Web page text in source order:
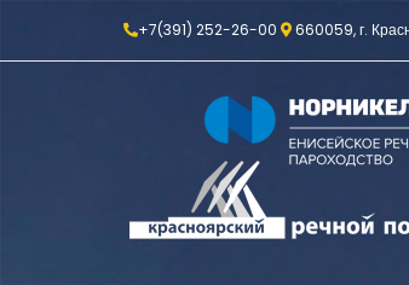
+7(391) 252-26-00 660059, г.